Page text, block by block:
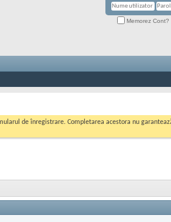
Memorez Cont?
de înregistrare. Completarea acestora nu